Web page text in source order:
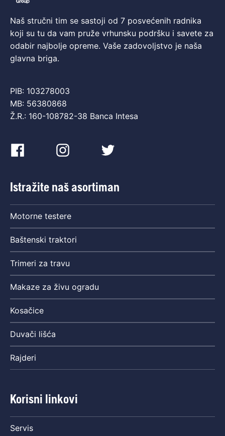
Naš stručni tim se sastoji od 7 posvećenih radnika
koji su tu da vam pruže vrhunsku podršku i savete za
odabir najbolje opreme. Vaše zadovoljstvo je naša
glavna briga.
PIB: 103278003
MB: 56380868
Ž.R.: 160-108782-38 Banca Intesa
Istražite naš asortiman
Motorne testere
Baštenski traktori
Trimeri za travu
Makaze za živu ogradu
Kosačice
Duvači lišća
Rajderi
Korisni linkovi
Servis